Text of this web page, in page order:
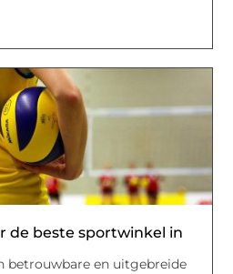
de beste sportwinkel in
betrouwbare en uitgebreide